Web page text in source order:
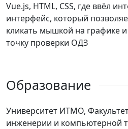
Vue.js, HTML, CSS, где ввёл
интерфейс, который
кликать мышкой на графике
точку проверки ОДЗ
Образование
Университет ИТМО,
инженерии и компьютерной